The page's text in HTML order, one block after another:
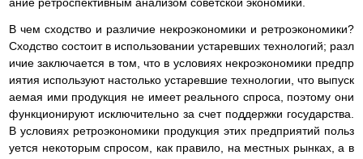
ание ретроспективным анализом советской экономики.
В чем сходство и различие некроэкономики и ретроэкономики?
Сходство состоит в использовании устаревших технологий; разл
ичие заключается в том, что в условиях некроэкономики предпр
иятия используют настолько устаревшие технологии, что выпуск
аемая ими продукция не имеет реального спроса, поэтому они
функционируют исключительно за счет поддержки государства.
В условиях ретроэкономики продукция этих предприятий польз
уется некоторым спросом, как правило, на местных рынках, а в